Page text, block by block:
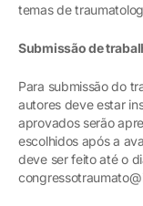
temas de
Submissão de
Para submissão do
autores deve estar
aprovados serão
escolhidos após a
deve ser feito até o